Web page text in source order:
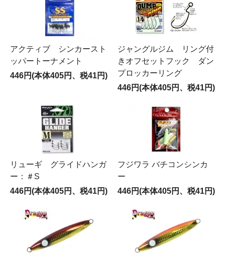
アクティブ シンカースト
ッパートーナメント
446円(本体405円、税41円)
ジャングルジム リング付
きオフセットフック ダン
プロッカーリング
446円(本体405円、税41円)
リューギ グライドハンガ
ー：＃S
446円(本体405円、税41円)
フジワラ バチコンシンカ
ー
446円(本体405円、税41円)